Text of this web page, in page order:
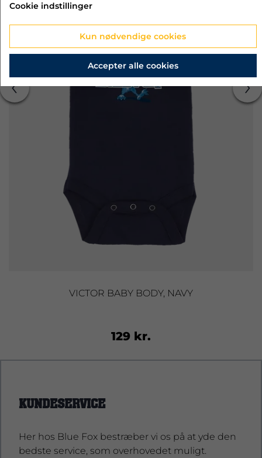
VICTOR BABY BODY, NAVY
129 kr.
‹ ›
KUNDESERVICE
Her hos Blue Fox bestræber vi os på at yde den
bedste service, som overhovedet muligt.
Cookie indstillinger
Kun nødvendige cookies
Accepter alle cookies